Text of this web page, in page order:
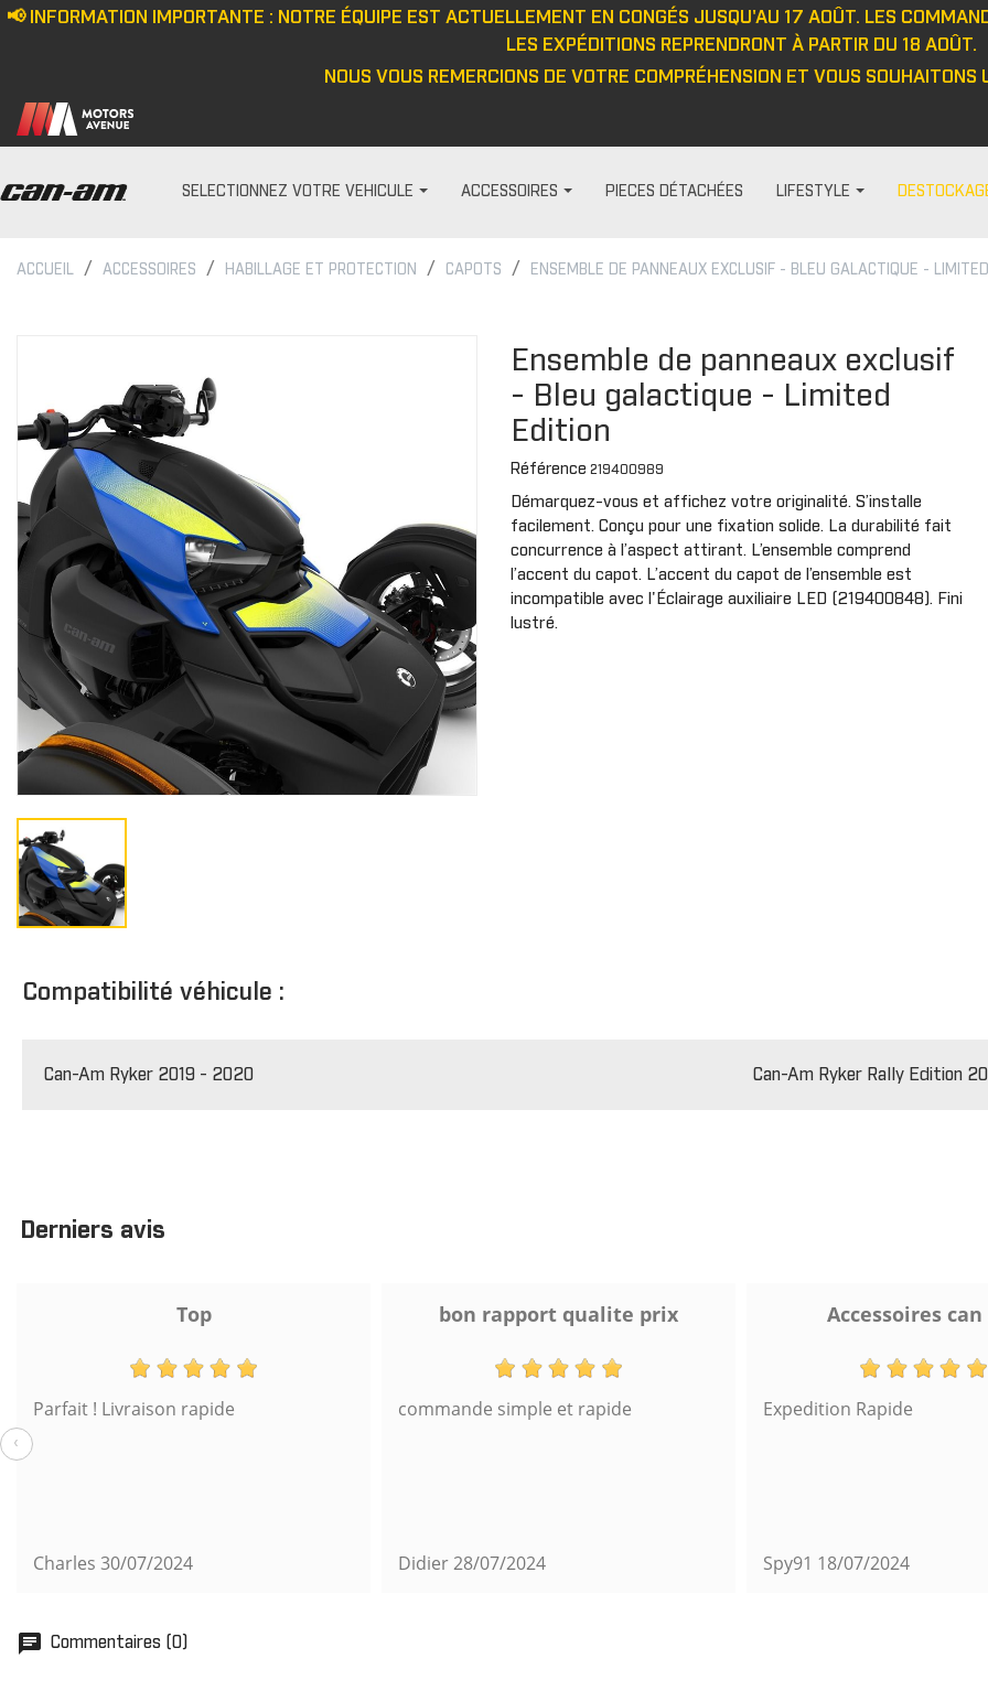
📢 INFORMATION IMPORTANTE : NOTRE ÉQUIPE EST ACTUELLEMENT EN CONGÉS JUSQU'AU 17 AOÛT. LES
LES EXPÉDITIONS REPRENDRONT À PARTIR DU 18 AOÛT.
NOUS VOUS REMERCIONS DE VOTRE COMPRÉHENSION ET VOUS
SELECTIONNEZ VOTRE VEHICULE
COMMANDER OUTLANDER
ACCESSOIRES
Bâches de remisage
Bâches de remorquage
Bâches de voyage
Bâches extérieure
Doublure de toit
Toits Sport
Barre anti-intrusion
Tapis
Cabines
AILES
Extension d'ailes
Ailes
Plaques
Exo
Housse
PIECES DÉTACHÉES LIFESTYLE
Haut
Veste
Casquette/bonnet
Gants
Veste
Cagoule/
cou
JUNIOR
Casquette/bonnet
Cagoule/tour de cou
ACCUEIL ACCESSOIRES HABILLAGE ET PROTECTION CAPOTS ENSEMBLE DE PANNEAUX EXCLUSIF - BLEU GALACTIQUE -
Ensemble de panneaux exclusif
- Bleu galactique - Limited
Edition
Référence 219400989
Démarquez-vous et affichez votre originalité. S’installe
facilement. Conçu pour une fixation solide. La durabilité fait
concurrence à l’aspect attirant. L’ensemble comprend
l’accent du capot. L’accent du capot de l’ensemble est
incompatible avec l'Éclairage auxiliaire LED (219400848). Fini
lustré.
Compatibilité véhicule :
Can-Am Ryker 2019 - 2020 Can-Am Ryker Rally Edition
Derniers avis
Top
Parfait ! Livraison rapide
Charles 30/07/2024
bon rapport qualite prix
commande simple et rapide
Didier28/07/2024
Accessoires
Expedition Rapide
Spy91 18/07/2024
‹
chat Commentaires (0)